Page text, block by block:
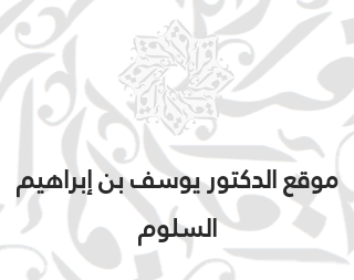
موقع الدكتور يوسف بن إبراهيم
السلوم